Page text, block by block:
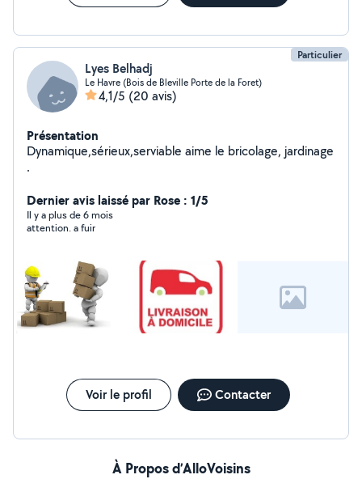
Particulier
Lyes Belhadj
Le Havre (Bois de Bleville Porte de la Foret)
4,1/5 (20 avis)
Présentation
Dynamique,sérieux,serviable aime le bricolage, jardinage
.
Dernier avis laissé par Rose : 1/5
Il y a plus de 6 mois
attention. a fuir
Voir le profil Contacter
À Propos d’AlloVoisins